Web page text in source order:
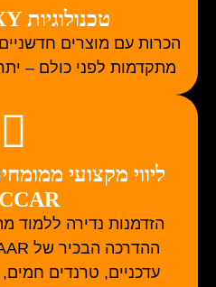
טכנולוגיות OXY ו-CO₂
הכרות עם מוצרים חדשניים
מתקדמות לפני כולם –
ליווי מקצועי
הזדמנות נדירה ללמוד
עדכניים, טרנדים